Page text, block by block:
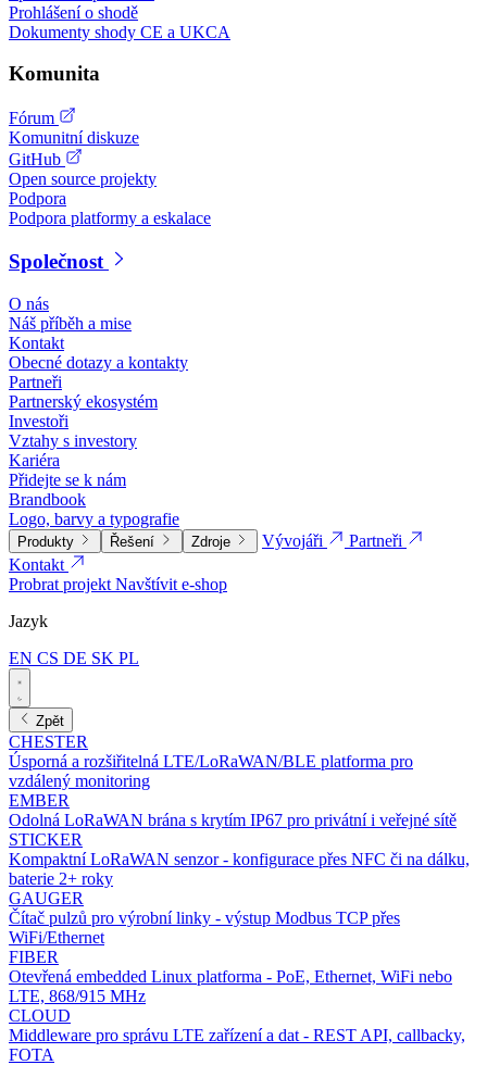
Prohlášení o shodě
Dokumenty shody CE a UKCA
Komunita
Fórum
Komunitní diskuze
GitHub
Open source projekty
Podpora
Podpora platformy a eskalace
Společnost
O nás
Náš příběh a mise
Kontakt
Obecné dotazy a kontakty
Partneři
Partnerský ekosystém
Investoři
Vztahy s investory
Kariéra
Přidejte se k nám
Brandbook
Logo, barvy a typografie
Produkty Řešení Zdroje Vývojáři
Partneři
Kontakt
Probrat projektNavštívit e-shop
Jazyk
EN CS DE SK PL
Zpět
CHESTER
Úsporná a rozšiřitelná LTE/LoRaWAN/BLE platforma pro
vzdálený monitoring
EMBER
Odolná LoRaWAN brána s krytím IP67 pro privátní i veřejné sítě
STICKER
Kompaktní LoRaWAN senzor - konfigurace přes NFC či na dálku,
baterie 2+ roky
GAUGER
Čítač pulzů pro výrobní linky - výstup Modbus TCP přes
WiFi/Ethernet
FIBER
Otevřená embedded Linux platforma - PoE, Ethernet, WiFi nebo
LTE, 868/915 MHz
CLOUD
Middleware pro správu LTE zařízení a dat - REST API, callbacky,
FOTA